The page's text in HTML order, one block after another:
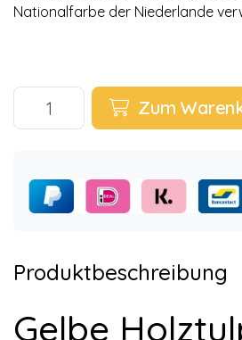
Nationalfarbe der Niederlande
Zum
Produktbeschreibung
Gelbe